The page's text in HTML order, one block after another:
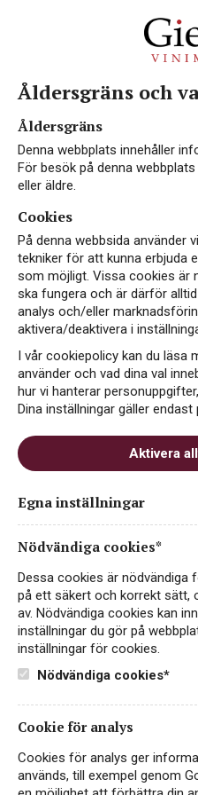
Lynx-Cabernet-
Åldersgräns och
Åldersgräns
Denna webbplats innehåller
För besök på denna
eller äldre.
Cookies
På denna webbsida använder
tekniker för att kunna erbjuda
som möjligt. Vissa cookies är
ska fungera och är därför
analys och/eller
aktivera/deaktivera i
I vår cookiepolicy kan du läsa
använder och vad dina val
hur vi hanterar
Dina inställningar gäller endast
Aktivera
Egna inställningar
Nödvändiga cookies*
Dessa cookies är nödvändiga
på ett säkert och korrekt sätt,
av. Nödvändiga cookies kan
inställningar du gör på
inställningar för cookies.
Nödvändiga cookies*
Cookie för analys
Cookies för analys ger
används, till exempel genom